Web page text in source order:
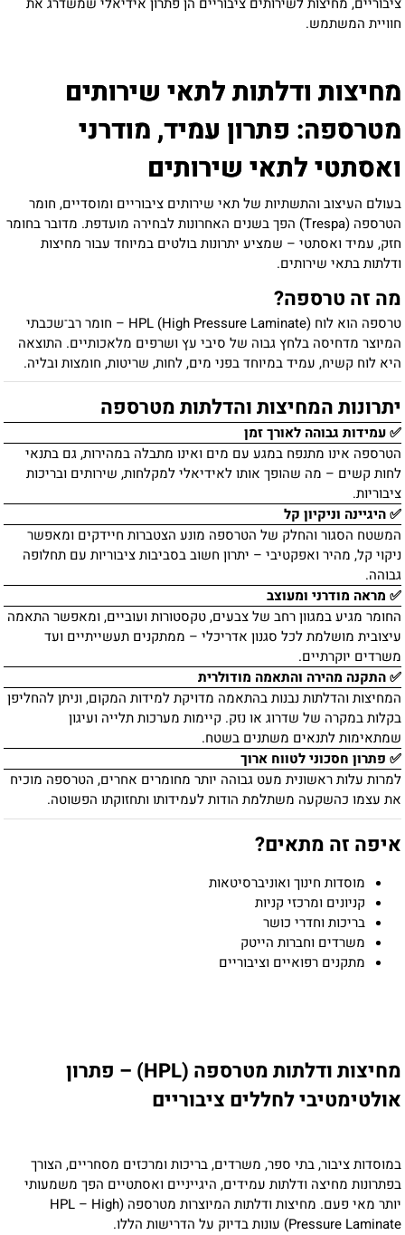
חוויית המשתמש.
מחיצות ודלתות לתאי שירותים
מטרספה: פתרון עמיד, מודרני
ואסתטי לתאי שירותים
בעולם העיצוב והתשתיות של תאי שירותים ציבוריים ומוסדיים, חומר
הטרספה (Trespa) הפך בשנים האחרונות לבחירה מועדפת. מדובר בחומר
חזק, עמיד ואסתטי – שמציע יתרונות בולטים במיוחד עבור מחיצות
ודלתות בתאי שירותים.
מה זה טרספה?
טרספה הוא לוח HPL (High Pressure Laminate) – חומר רב־שכבתי
המיוצר מדחיסה בלחץ גבוה של סיבי עץ ושרפים מלאכותיים. התוצאה
היא לוח קשיח, עמיד במיוחד בפני מים, לחות, שריטות, חומצות ובליה.
יתרונות המחיצות והדלתות מטרספה
✅ עמידות גבוהה לאורך זמן
הטרספה אינו מתנפח במגע עם מים ואינו מתבלה במהירות, גם בתנאי
לחות קשים – מה שהופך אותו לאידיאלי למקלחות, שירותים ובריכות
ציבוריות.
✅ היגיינה וניקיון קל
המשטח הסגור והחלק של הטרספה מונע הצטברות חיידקים ומאפשר
ניקוי קל, מהיר ואפקטיבי – יתרון חשוב בסביבות ציבוריות עם תחלופה
גבוהה.
✅ מראה מודרני ומעוצב
החומר מגיע במגוון רחב של צבעים, טקסטורות ועוביים, ומאפשר התאמה
עיצובית מושלמת לכל סגנון אדריכלי – ממתקנים תעשייתיים ועד
משרדים יוקרתיים.
✅ התקנה מהירה והתאמה מודולרית
המחיצות והדלתות נבנות בהתאמה מדויקת למידות המקום, וניתן להחליפן
בקלות במקרה של שדרוג או נזק. קיימות מערכות תלייה ועיגון
שמתאימות לתנאים משתנים בשטח.
✅ פתרון חסכוני לטווח ארוך
למרות עלות ראשונית מעט גבוהה יותר מחומרים אחרים, הטרספה מוכיח
את עצמו כהשקעה משתלמת הודות לעמידותו ותחזוקתו הפשוטה.
איפה זה מתאים?
מוסדות חינוך ואוניברסיטאות
קניונים ומרכזי קניות
בריכות וחדרי כושר
משרדים וחברות הייטק
מתקנים רפואיים וציבוריים
מחיצות ודלתות מטרספה (HPL) – פתרון
אולטימטיבי לחללים ציבוריים
במוסדות ציבור, בתי ספר, משרדים, בריכות ומרכזים מסחריים, הצורך
בפתרונות מחיצה ודלתות עמידים, היגייניים ואסתטיים הפך משמעותי
יותר מאי פעם. מחיצות ודלתות המיוצרות מטרספה (HPL – High
Pressure Laminate) עונות בדיוק על הדרישות הללו.